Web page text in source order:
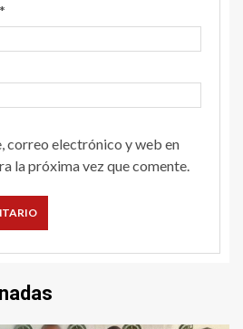
*
correo electrónico y web en
la próxima vez que comente.